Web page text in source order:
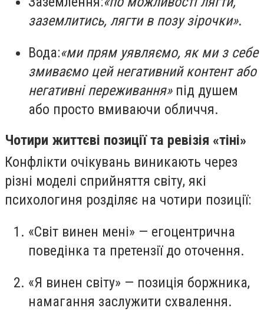
заземлитись, лягти в позу зірочки».
Вода:«ми прям уявляємо, як ми з себе
змиваємо цей негативний контент або
негативні переживання»під душем
або просто вмиваючи обличчя.
Чотири життєві позиції та ревізія «тіні»
Конфлікти очікувань виникають через
різні моделі сприйняття світу, які
психологиня розділяє на чотири позиції:
«Світ винен мені» — егоцентрична
поведінка та претензії до оточення.
«Я винен світу» — позиція боржника,
намагання заслужити схвалення.